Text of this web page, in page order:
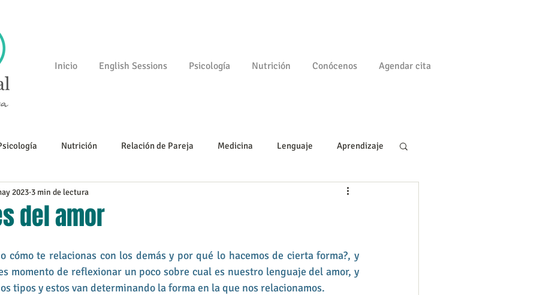
Inicio English Sessions Psicología Nutrición Conócenos Agendar cita
Nutrición Relación de Pareja Medicina Lenguaje Aprendizaje
Psicomotricidad
del amor
2023 3 min de lectura
cómo te relacionas con los demás y por qué lo hacemos de cierta forma?, y
momento de reflexionar un poco sobre cual es nuestro lenguaje del amor, y
tipos y estos van determinando la forma en la que nos relacionamos.